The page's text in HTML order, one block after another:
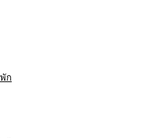
ก